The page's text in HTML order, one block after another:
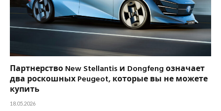
Партнерство New Stellantis и Dongfeng означает
два роскошных Peugeot, которые вы не можете
купить
18.05.2026